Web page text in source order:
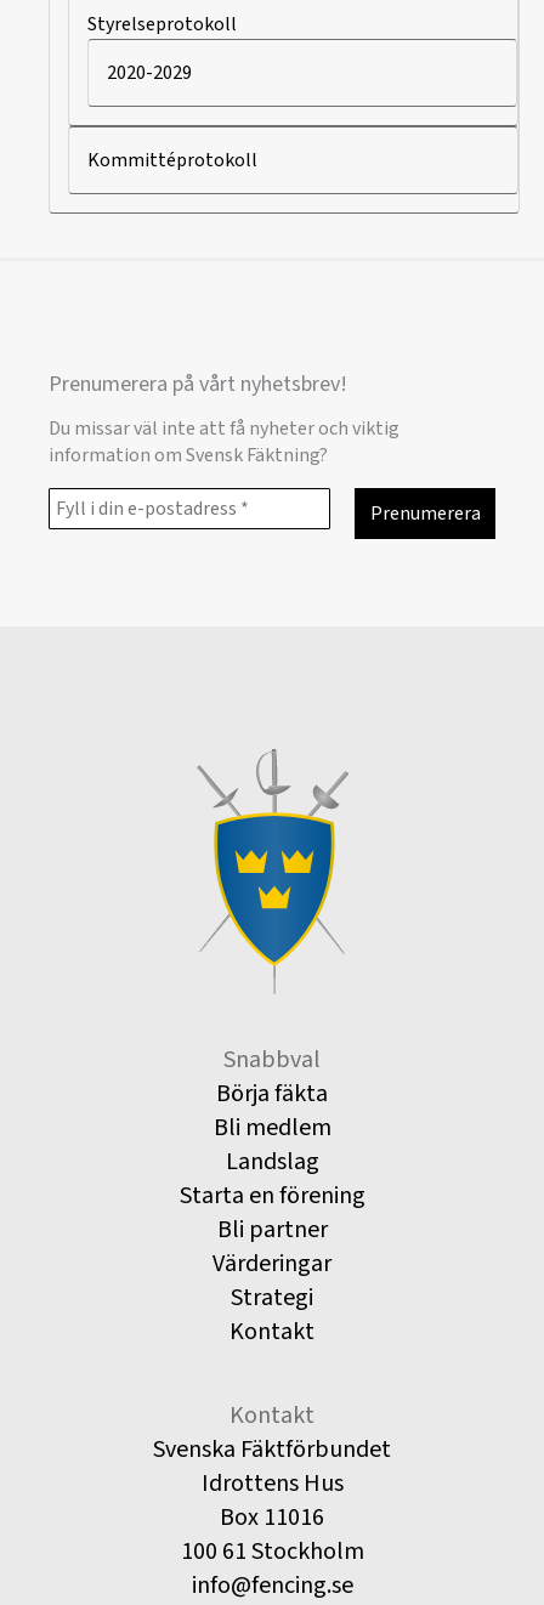
Styrelseprotokoll
2020-2029
Kommittéprotokoll
Prenumerera på vårt nyhetsbrev!
Du missar väl inte att få nyheter och viktig
information om Svensk Fäktning?
Snabbval
Börja fäkta
Bli medlem
Landslag
Starta en förening
Bli partner
Värderingar
Strategi
Kontakt
Kontakt
Svenska Fäktförbundet
Idrottens Hus
Box 11016
100 61 Stockholm
info@fencing.se